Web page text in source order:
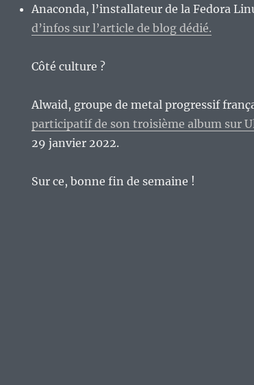
Anaconda, l’installateur de la Fedora
d’infos sur l’article de blog dédié.
Côté culture ?
Alwaid, groupe de metal progressif
participatif de son troisième album sur
29 janvier 2022.
Sur ce, bonne fin de semaine !